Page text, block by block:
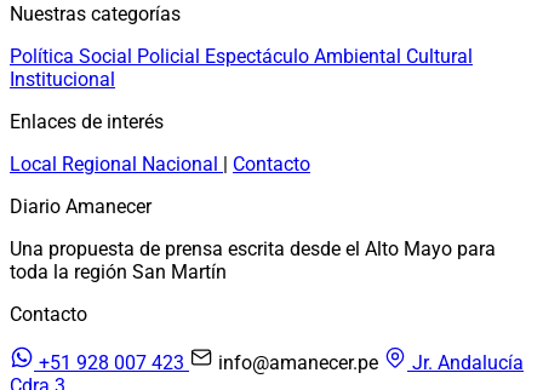
Nuestras categorías
Política Social Policial Espectáculo Ambiental Cultural
Institucional
Enlaces de interés
Local Regional Nacional | Contacto
Diario Amanecer
Una propuesta de prensa escrita desde el Alto Mayo para
toda la región San Martín
Contacto
+51 928 007 423 info@amanecer.pe
Jr. Andalucía
Cdra 3